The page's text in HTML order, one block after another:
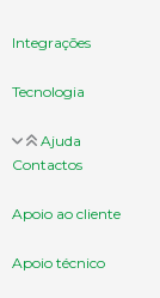
Integrações
Tecnologia
Ajuda
Contactos
Apoio ao cliente
Apoio técnico